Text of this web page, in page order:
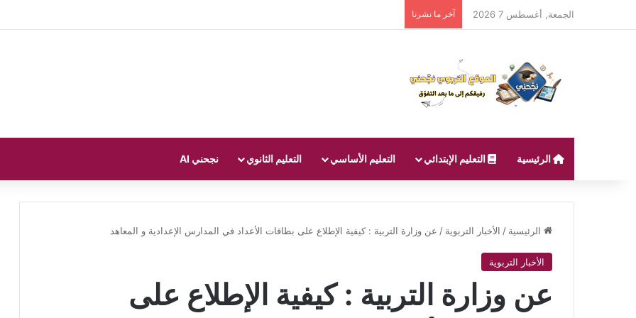
الجمعة, أغسطس 7 2026 آخر ما نشرنا
الرئيسية التعليم الإبتدائي التعليم الأساسي التعليم الثانوي نجحني AI
الرئيسية / الأخبار التربوية / عن وزارة التربية : كيفية الإطلاع على بطاقات الأعداد في المدارس الإعدادية و المعاهد
الأخبار التربوية
عن وزارة التربية : كيفية الإطلاع على